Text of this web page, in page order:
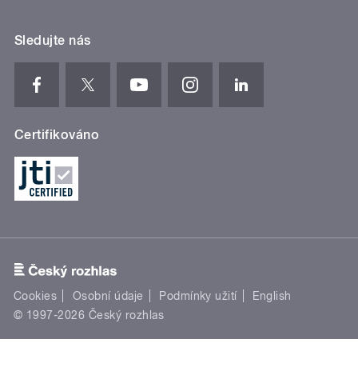
Sledujte nás
Certifikováno
Cookies Osobní údaje Podmínky užití
English
© 1997-2026 Český rozhlas